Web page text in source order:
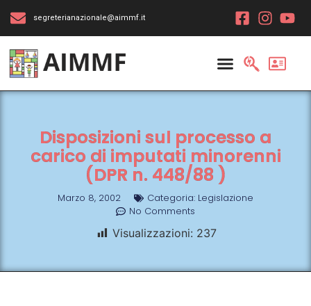
segreterianazionale@aimmf.it
Disposizioni sul processo a
carico di imputati minorenni
(DPR n. 448/88 )
Marzo 8, 2002 Categoria: Legislazione
No Comments
Visualizzazioni: 237